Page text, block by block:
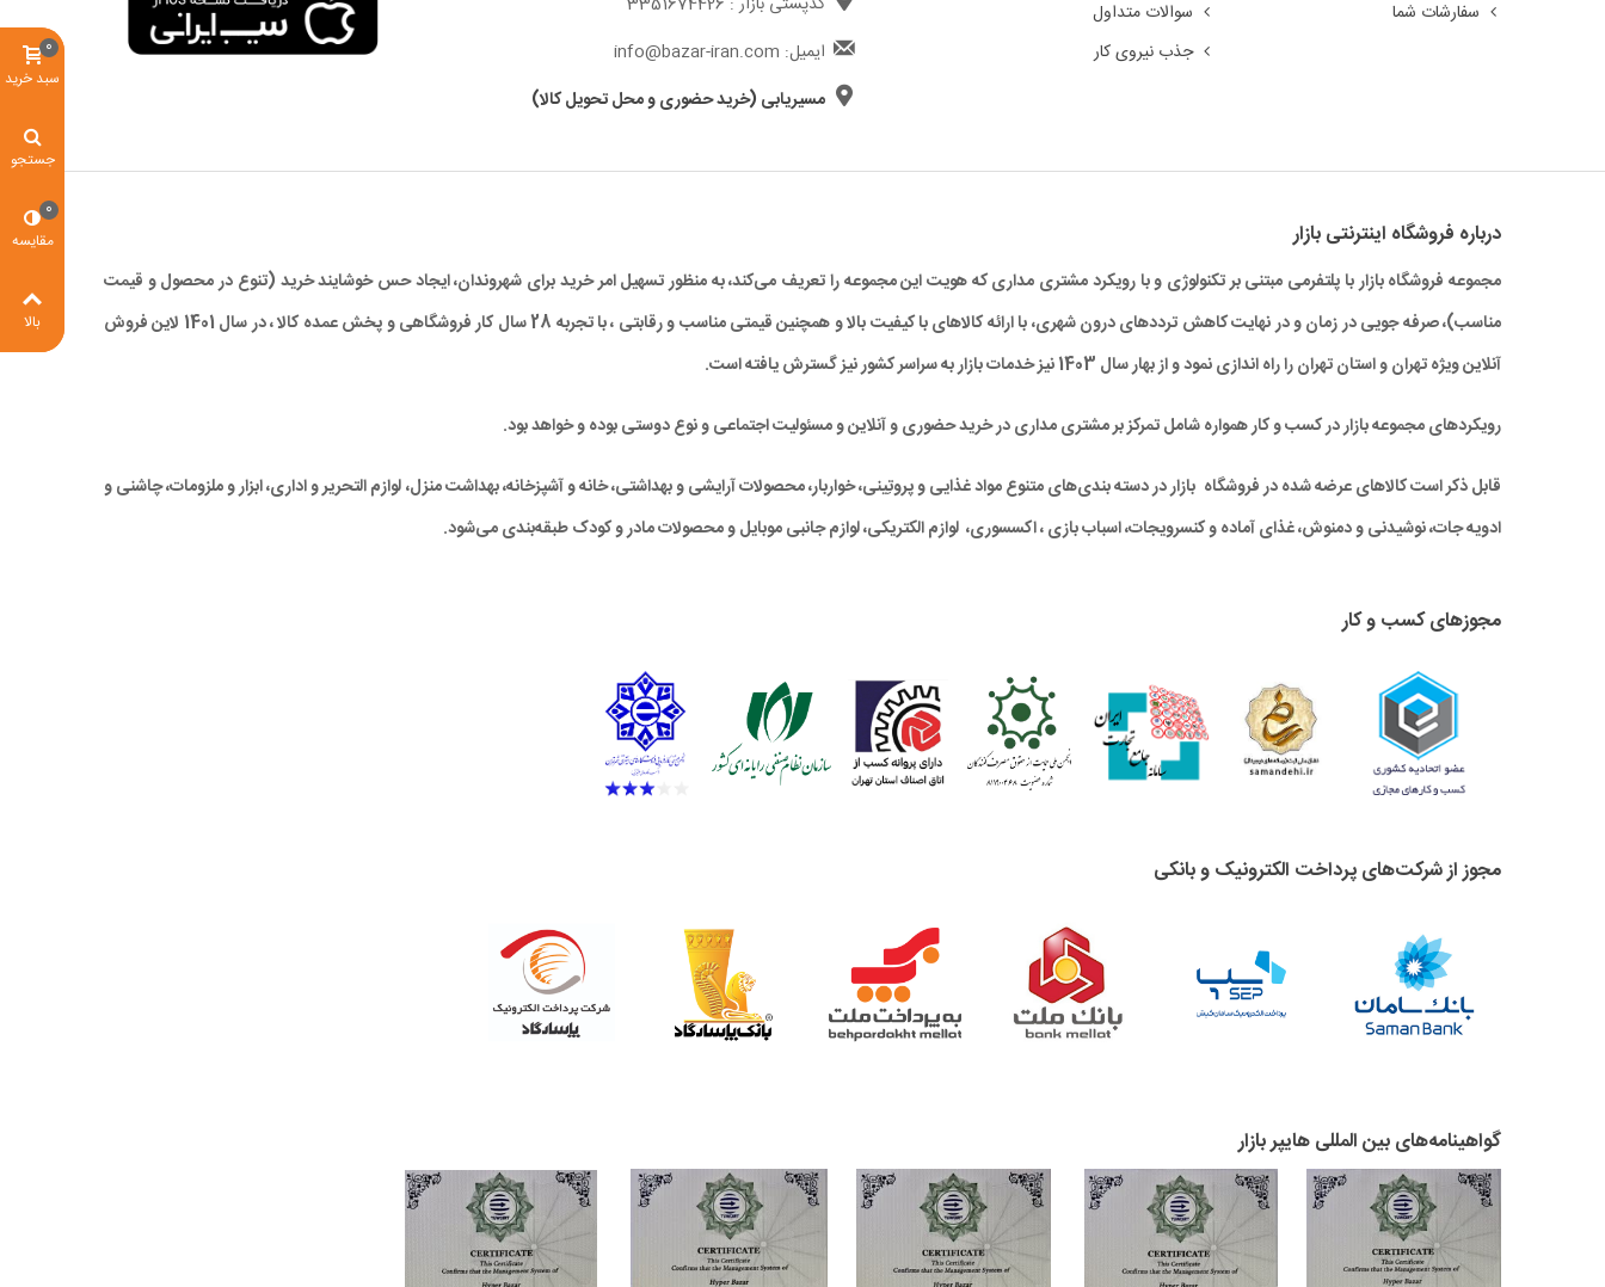
سفارشات شما
سوالات متداول
جذب نیروی کار
ایمیل: info@bazar-iran.com
مسیریابی (خرید حضوری و محل تحویل کالا)
درباره‌ فروشگاه اینترنتی بازار
مجموعه فروشگاه بازار با پلتفرمی مبتنی بر تکنولوژی و با رویکرد مشتری مداری که هویت این مجموعه را تعریف می‌کند، به منظور تسهیل امر خرید برای شهروندان، ایجاد حس خوشایند خرید (تنوع در محصول و قیمت
مناسب)، صرفه جویی در زمان و در نهایت کاهش ترددهای درون شهری، با ارائه کالاهای با کیفیت بالا و همچنین قیمتی مناسب و رقابتی ، با تجربه 28 سال کار فروشگاهی و پخش عمده کالا ، در سال 1401 لاین فروش
آنلاین ویژه تهران و استان تهران را راه‌ اندازی نمود و از بهار سال 1403 نیز خدمات بازار به سراسر کشور نیز گسترش یافته است.
رویکردهای مجموعه بازار در کسب و کار همواره شامل تمرکز بر مشتری مداری در خرید حضوری و آنلاین و مسئولیت اجتماعی و نوع دوستی بوده و خواهد بود.
قابل ذکر است کالاهای عرضه شده در فروشگاه بازار در دسته بندی‌های متنوع مواد غذایی و پروتِینی، خواربار، محصولات آرایشی و بهداشتی، خانه و آشپزخانه، بهداشت منزل، لوازم التحریر و اداری، ابزار و ملزومات، چاشنی و
ادویه جات، نوشیدنی و دمنوش، غذای آماده و کنسرویجات، اسباب بازی ، اکسسوری، لوازم الکتریکی، لوازم جانبی موبایل و محصولات مادر و کودک طبقه‌بندی می‌شود.
مجوزهای کسب و کار
مجوز از شرکت‌های پرداخت الکترونیک و بانکی
گواهینامه‌های بین المللی هایپر بازار
سبد خرید
0
جستجو
مقایسه
0
بالا